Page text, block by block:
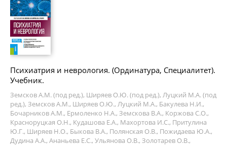
Психиатрия и неврология. (Ординатура, Специалитет).
Учебник.
Земсков А.М. (под ред.), Ширяев О.Ю. (под ред.), Луцкий М.А. (под
ред.), Земсков А.М., Ширяев О.Ю., Луцкий М.А., Бакулева Н.И.,
Бочарников А.М., Ермоленко Н.А., Земскова В.А., Коржова С.О.,
Красноруцкая О.Н., Кудашова Е.А., Махортова И.С., Притулина
Ю.Г., Ширяев Н.О., Быкова В.А., Полянская О.В., Пожидаева Ю.А.,
Дудина А.А., Ананьева Е.С., Ульянова О.В., Золотарев О.В.,